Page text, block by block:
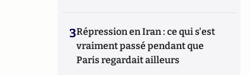
3Répression en Iran : ce qui s'est
vraiment passé pendant que
Paris regardait ailleurs